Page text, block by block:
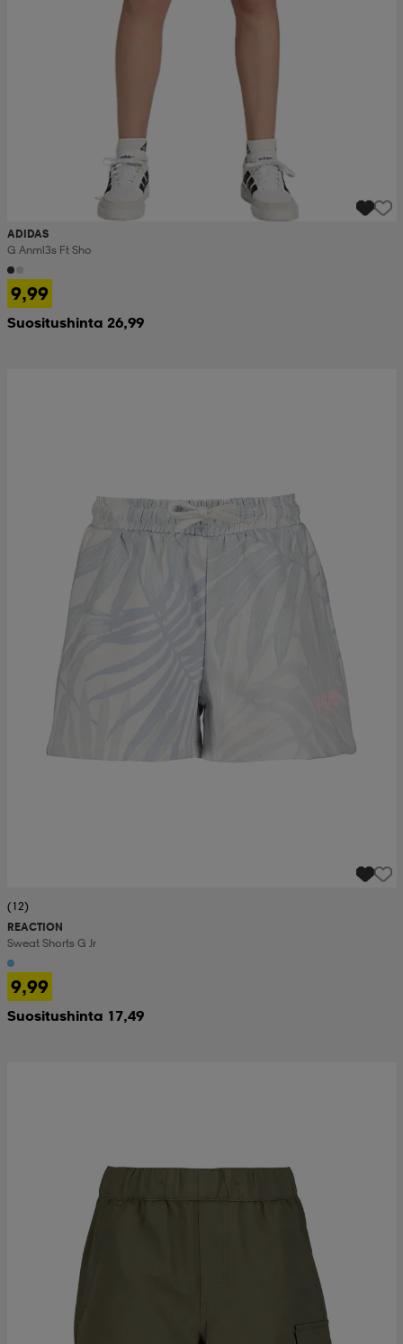
ADIDAS
G Anml3s Ft Sho
9,99
Suositushinta 26,99
(12)
REACTION
Sweat Shorts G Jr
9,99
Suositushinta 17,49